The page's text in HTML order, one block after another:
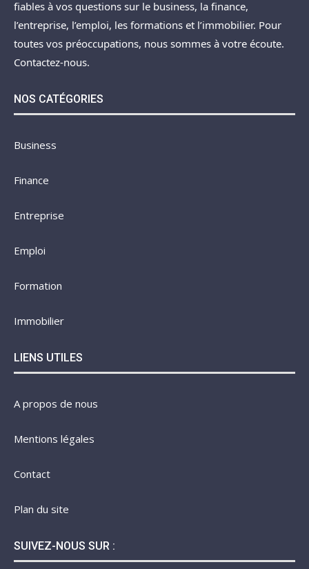
fiables à vos questions sur le business, la finance,
l’entreprise, l’emploi, les formations et l’immobilier. Pour
toutes vos préoccupations, nous sommes à votre écoute.
Contactez-nous.
NOS CATÉGORIES
Business
Finance
Entreprise
Emploi
Formation
Immobilier
LIENS UTILES
A propos de nous
Mentions légales
Contact
Plan du site
SUIVEZ-NOUS SUR :